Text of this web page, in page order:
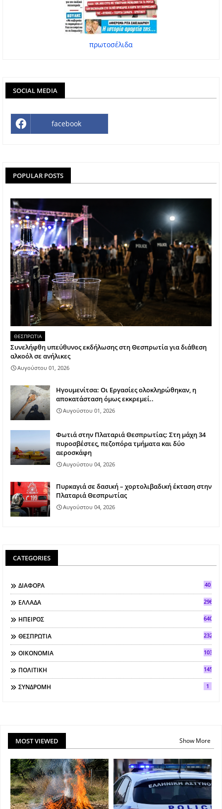
πρωτοσέλιδα
SOCIAL MEDIA
facebook
POPULAR POSTS
ΘΕΣΠΡΩΤΙΑ
Συνελήφθη υπεύθυνος εκδήλωσης στη Θεσπρωτία για διάθεση
αλκοόλ σε ανήλικες
Αυγούστου 01, 2026
Ηγουμενίτσα: Οι Εργασίες ολοκληρώθηκαν, η
αποκατάσταση όμως εκκρεμεί..
Αυγούστου 01, 2026
Φωτιά στην Πλαταριά Θεσπρωτίας: Στη μάχη 34
πυροσβέστες, πεζοπόρα τμήματα και δύο
αεροσκάφη
Αυγούστου 04, 2026
Πυρκαγιά σε δασική – χορτολιβαδική έκταση στην
Πλαταριά Θεσπρωτίας
Αυγούστου 04, 2026
CATEGORIES
ΔΙΑΦΟΡΑ 40
ΕΛΛΑΔΑ 296
ΗΠΕΙΡΟΣ 640
ΘΕΣΠΡΩΤΙΑ 2323
ΟΙΚΟΝΟΜΙΑ 103
ΠΟΛΙΤΙΚΗ 145
ΣΥΝΔΡΟΜΗ 1
MOST VIEWED Show More